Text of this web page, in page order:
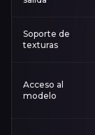
Soporte de
texturas
Acceso al
modelo